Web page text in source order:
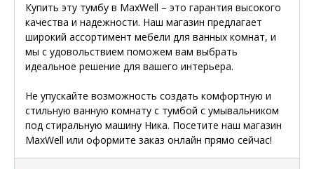
Купить эту тумбу в MaxWell – это гарантия высокого
качества и надежности. Наш магазин предлагает
широкий ассортимент мебели для ванных комнат, и
мы с удовольствием поможем вам выбрать
идеальное решение для вашего интерьера.
Не упускайте возможность создать комфортную и
стильную ванную комнату с тумбой с умывальником
под стиральную машину Ника. Посетите наш магазин
MaxWell или оформите заказ онлайн прямо сейчас!